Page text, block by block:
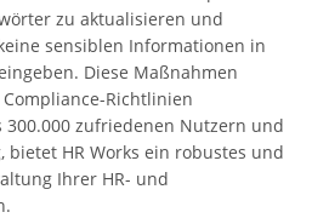
zu aktualisieren und
sensiblen Informationen in
Diese Maßnahmen
Richtlinien
zufriedenen Nutzern und
bietet HR Works ein robustes und
Ihrer HR- und